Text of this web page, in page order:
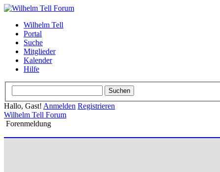
Wilhelm Tell
Portal
Suche
Mitglieder
Kalender
Hilfe
Hallo, Gast! Anmelden Registrieren
Wilhelm Tell Forum
Forenmeldung